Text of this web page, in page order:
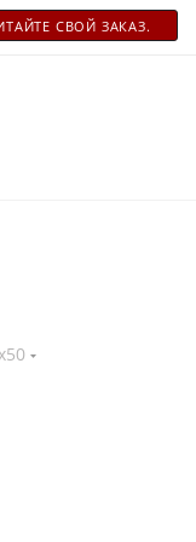
СВОЙ ЗАКАЗ.